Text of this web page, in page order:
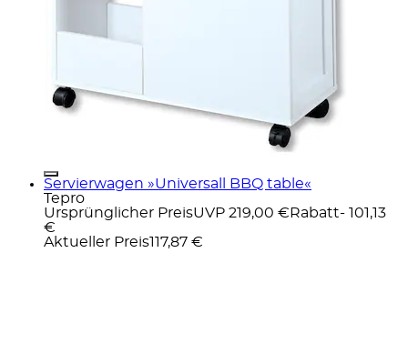
Servierwagen »Universall BBQ table«
Tepro
Ursprünglicher PreisUVP 219,00 € Rabatt- 101,13
€
Aktueller Preis117,87 €